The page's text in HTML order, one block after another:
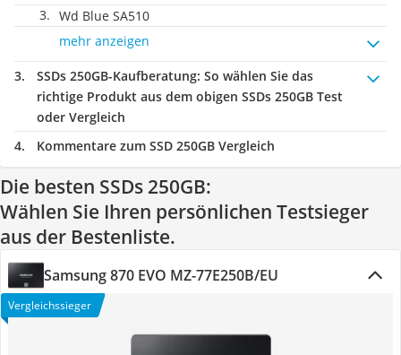
Wd Blue SA510
mehr anzeigen
SSDs 250GB-Kaufberatung: So wählen Sie das
richtige Produkt aus dem obigen SSDs 250GB Test
oder Vergleich
Kommentare zum SSD 250GB Vergleich
Die besten SSDs 250GB:
Wählen Sie Ihren persönlichen Testsieger
aus der Bestenliste.
Samsung 870 EVO MZ-77E250B/EU
Vergleichssieger